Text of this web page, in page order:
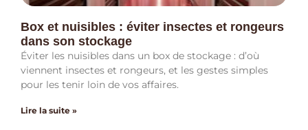
Box et nuisibles : éviter insectes et rongeurs
dans son stockage
Éviter les nuisibles dans un box de stockage : d’où
viennent insectes et rongeurs, et les gestes simples
pour les tenir loin de vos affaires.
Lire la suite »